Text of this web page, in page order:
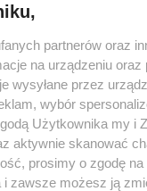
partnerów oraz
na urządzeniu
wysyłane przez
wybór
Użytkownika my i
aktywnie skanować
prosimy o zgodę
i zawsze możesz ją